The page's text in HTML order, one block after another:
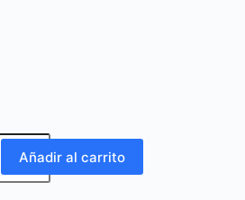
Añadir al carrito